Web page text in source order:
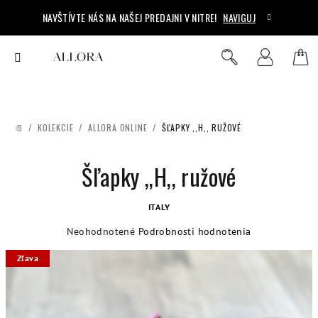
obsah
NAVŠTÍVTE NÁS NA NAŠEJ PREDAJNI V NITRE! NAVIGUJ
DOMOV
/ KOLEKCIE / ALLORA ONLINE / ŠĽAPKY ,,H,, RUŽOVÉ
Šľapky ,,H,, ružové
ITALY
Priemerné
Neohodnotené Podrobnosti hodnotenia
Zľava